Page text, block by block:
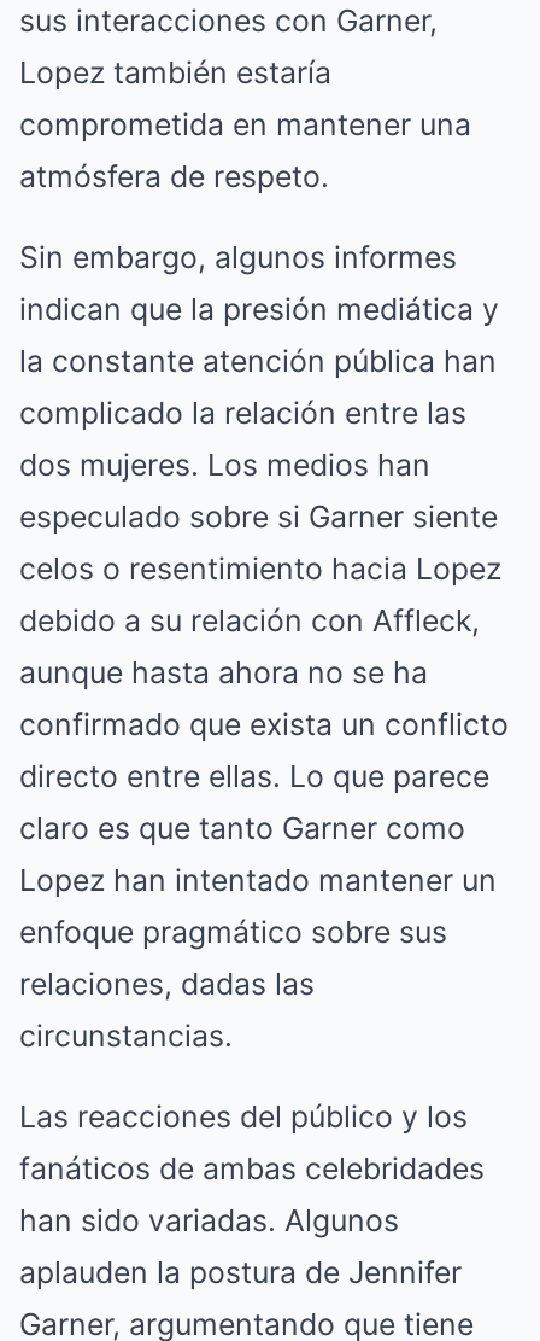
sus interacciones con Garner,
Lopez también estaría
comprometida en mantener una
atmósfera de respeto.
Sin embargo, algunos informes
indican que la presión mediática y
la constante atención pública han
complicado la relación entre las
dos mujeres. Los medios han
especulado sobre si Garner siente
celos o resentimiento hacia Lopez
debido a su relación con Affleck,
aunque hasta ahora no se ha
confirmado que exista un conflicto
directo entre ellas. Lo que parece
claro es que tanto Garner como
Lopez han intentado mantener un
enfoque pragmático sobre sus
relaciones, dadas las
circunstancias.
Las reacciones del público y los
fanáticos de ambas celebridades
han sido variadas. Algunos
aplauden la postura de Jennifer
Garner, argumentando que tiene